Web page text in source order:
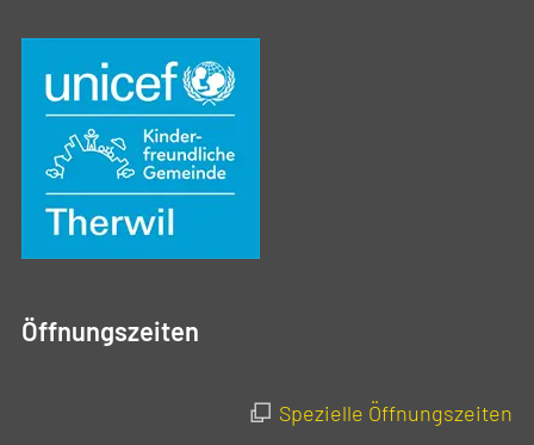
Öffnungszeiten
Spezielle Öffnungszeiten